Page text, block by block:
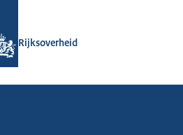
Rijksoverheid